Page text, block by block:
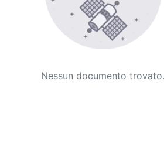
Nessun documento trovato.